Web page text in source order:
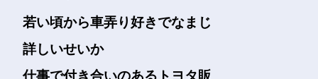
若い頃から車弄り好きでなまじ
詳しいせいか
仕事で付き合いのあるトヨタ販